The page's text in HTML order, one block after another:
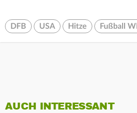
DFB USA Hitze Fußball
AUCH INTERESSANT